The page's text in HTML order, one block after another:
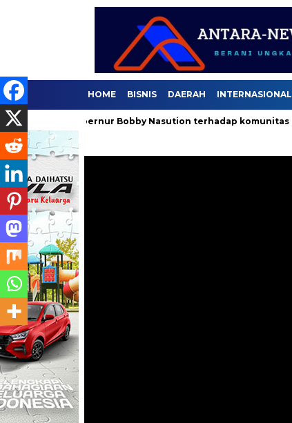
HOME BISNIS DAERAH INTERNASIONAL
Gubernur Bobby Nasution terhadap komunitas lari .